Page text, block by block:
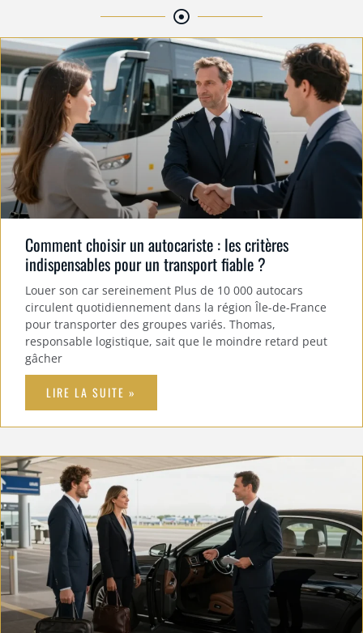
Comment choisir un autocariste : les critères
indispensables pour un transport fiable ?
Louer son car sereinement Plus de 10 000 autocars
circulent quotidiennement dans la région Île-de-France
pour transporter des groupes variés. Thomas,
responsable logistique, sait que le moindre retard peut
gâcher
LIRE LA SUITE »